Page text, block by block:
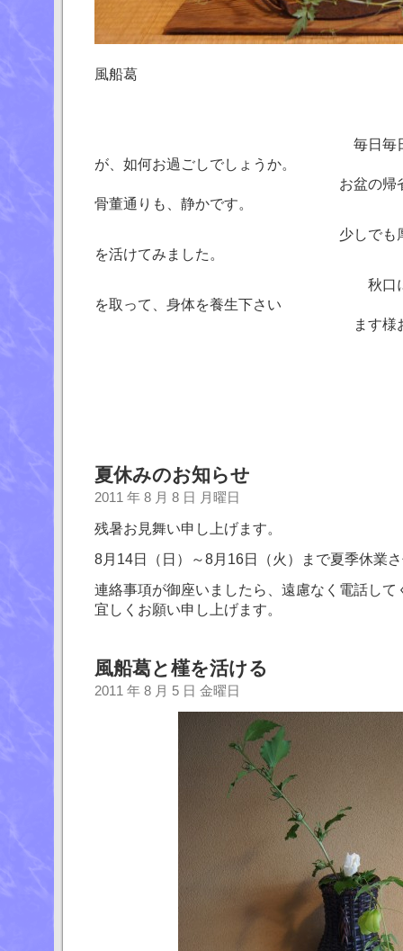
風船葛
毎日毎日暑い日が続
が、如何お過ごしでしょうか。
お盆の帰省や、夏休み
骨董通りも、静かです。
少しでも厚さを和らげ
を活けてみました。
秋口に備えて、ゆっ
を取って、身体を養生下さい
ます様お祈り申し
夏休みのお知らせ
2011 年 8 月 8 日 月曜日
残暑お見舞い申し上げます。
8月14日（日）～8月16日（火）まで夏季休業
連絡事項が御座いましたら、遠慮なく電話して
宜しくお願い申し上げます。
風船葛と槿を活ける
2011 年 8 月 5 日 金曜日